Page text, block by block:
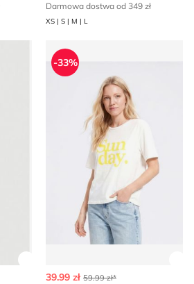
Darmowa dostwa od 349 zł
XS | S | M | L
HUGOBluzka damska
-33%
39.99 zł 59.99 zł*